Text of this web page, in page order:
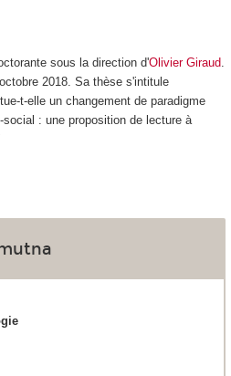
sous la direction d'Olivier Giraud.
2018. Sa thèse s'intitule
t-elle un changement de paradigme
: une proposition de lecture à